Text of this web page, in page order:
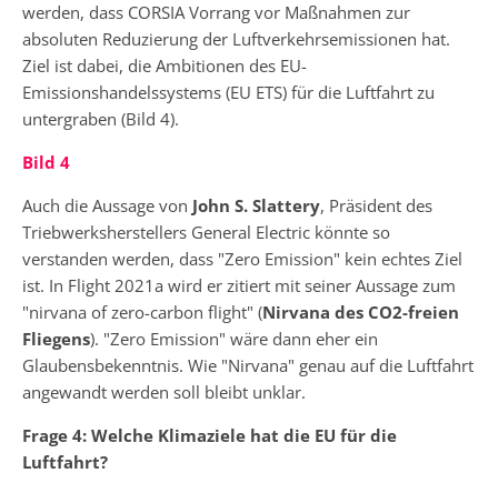
werden, dass CORSIA Vorrang vor Maßnahmen zur
absoluten Reduzierung der Luftverkehrsemissionen hat.
Ziel ist dabei, die Ambitionen des EU-
Emissionshandelssystems (EU ETS) für die Luftfahrt zu
untergraben (Bild 4).
Bild 4
Auch die Aussage von John S. Slattery, Präsident des
Triebwerksherstellers General Electric könnte so
verstanden werden, dass "Zero Emission" kein echtes Ziel
ist. In Flight 2021a wird er zitiert mit seiner Aussage zum
"nirvana of zero-carbon flight" (Nirvana des CO2-freien
Fliegens). "Zero Emission" wäre dann eher ein
Glaubensbekenntnis. Wie "Nirvana" genau auf die Luftfahrt
angewandt werden soll bleibt unklar.
Frage 4: Welche Klimaziele hat die EU für die
Luftfahrt?